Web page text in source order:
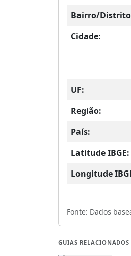
Bairro/
Cidade:
UF:
Região:
País:
Latitude IBGE:
Longitude
Fonte: Dados
GUIAS RELACIONADOS